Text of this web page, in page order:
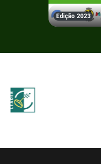
Edição 2023